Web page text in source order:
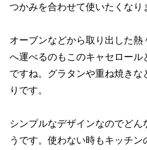
つかみを合わせて使いたくなり
オーブンなどから取り出した
へ運べるのもこのキャセロール
ですね。グラタンや重ね焼き
りです。
シンプルなデザインなのでど
うです。使わない時もキッチ